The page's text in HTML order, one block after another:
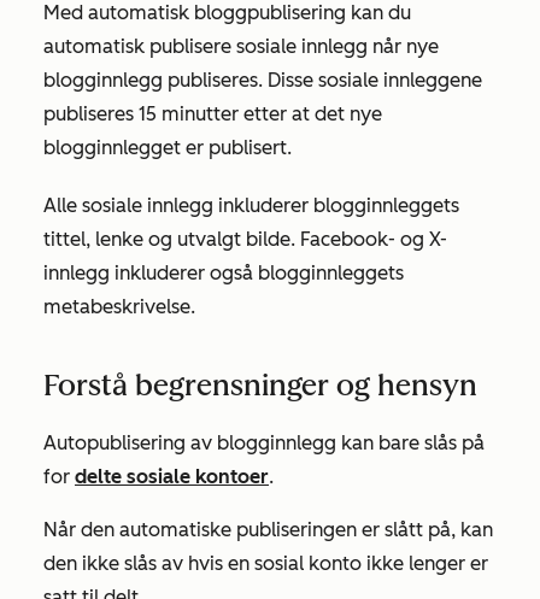
Med automatisk bloggpublisering kan du
automatisk publisere sosiale innlegg når nye
blogginnlegg publiseres. Disse sosiale innleggene
publiseres 15 minutter etter at det nye
blogginnlegget er publisert.
Alle sosiale innlegg inkluderer blogginnleggets
tittel, lenke og utvalgt bilde. Facebook- og X-
innlegg inkluderer også blogginnleggets
metabeskrivelse.
Forstå begrensninger og hensyn
Autopublisering av blogginnlegg kan bare slås på
for delte sosiale kontoer.
Når den automatiske publiseringen er slått på, kan
den ikke slås av hvis en sosial konto ikke lenger er